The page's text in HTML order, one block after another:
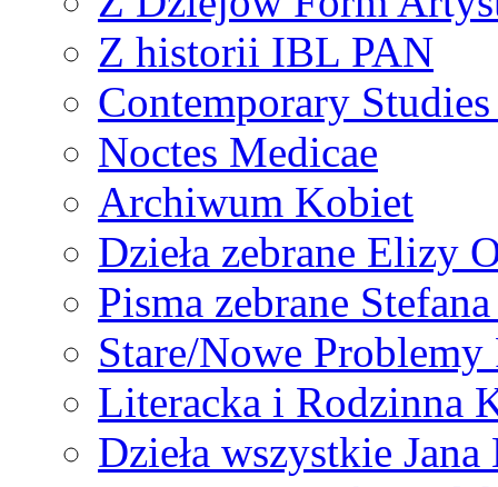
Z historii IBL PAN
Contemporary
Noctes Medicae
Archiwum Kobiet
Dzieła zebrane Elizy
Pisma zebrane
Stare/Nowe
Literacka i Rodzinna
Dzieła wszystkie